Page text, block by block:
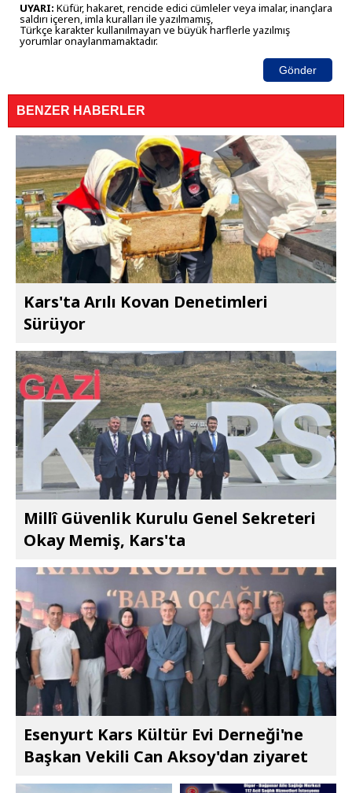
UYARI: Küfür, hakaret, rencide edici cümleler veya imalar, inançlara
saldırı içeren, imla kuralları ile yazılmamış,
Türkçe karakter kullanılmayan ve büyük harflerle yazılmış
yorumlar onaylanmamaktadır.
Gönder
BENZER HABERLER
Kars'ta Arılı Kovan Denetimleri
Sürüyor
Millî Güvenlik Kurulu Genel Sekreteri
Okay Memiş, Kars'ta
Esenyurt Kars Kültür Evi Derneği'ne
Başkan Vekili Can Aksoy'dan ziyaret